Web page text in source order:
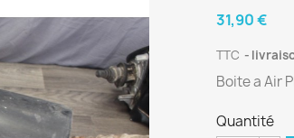
31,90 €
TTC
Boite a Air
Quantité